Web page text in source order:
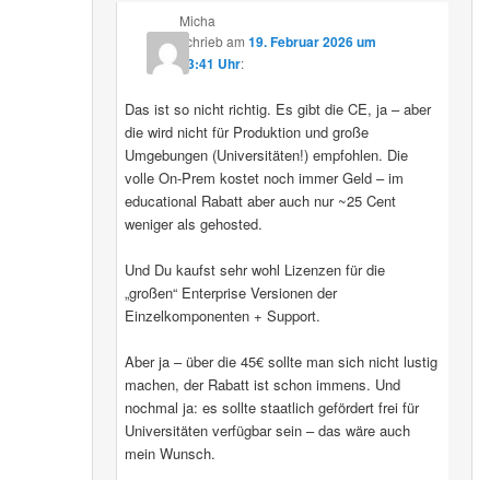
Micha
schriebam 19. Februar 2026 um
13:41 Uhr:
Das ist so nicht richtig. Es gibt die CE, ja – aber
die wird nicht für Produktion und große
Umgebungen (Universitäten!) empfohlen. Die
volle On-Prem kostet noch immer Geld – im
educational Rabatt aber auch nur ~25 Cent
weniger als gehosted.
Und Du kaufst sehr wohl Lizenzen für die
„großen“ Enterprise Versionen der
Einzelkomponenten + Support.
Aber ja – über die 45€ sollte man sich nicht lustig
machen, der Rabatt ist schon immens. Und
nochmal ja: es sollte staatlich gefördert frei für
Universitäten verfügbar sein – das wäre auch
mein Wunsch.